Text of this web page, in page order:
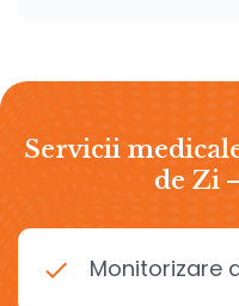
Servicii
de Zi
Monitorizare